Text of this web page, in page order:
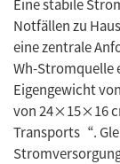
Eine stabile
Notfällen zu
eine zentrale
Wh-
Eigengewicht
von 24×15×16
Transports“.